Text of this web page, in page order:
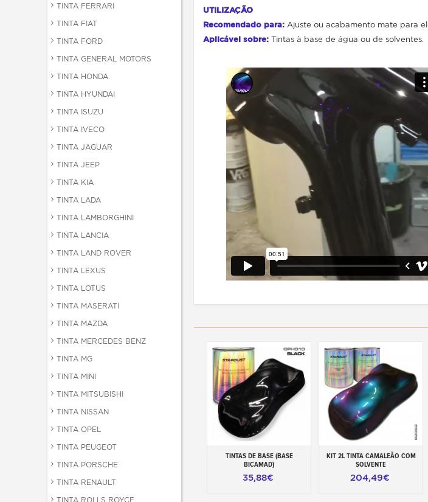
TINTA FERRARI
TINTA FIAT
TINTA FORD
TINTA GENERAL MOTORS
TINTA HONDA
TINTA HYUNDAI
TINTA ISUZU
TINTA IVECO
TINTA JAGUAR
TINTA JEEP
TINTA KIA
TINTA LADA
TINTA LAMBORGHINI
TINTA LANCIA
TINTA LAND ROVER
TINTA LEXUS
TINTA LOTUS
TINTA MASERATI
TINTA MAZDA
TINTA MERCEDES BENZ
TINTA MG
TINTA MINI
TINTA MITSUBISHI
TINTA NISSAN
TINTA OPEL
TINTA PEUGEOT
TINTA PORSCHE
TINTA RENAULT
TINTA ROLLS ROYCE
UTILIZAÇÃO
Recomendado para: Ajuste ou acabamento mate para
Aplicável sobre: Tintas à base de água ou de solventes.
Adicionar ao carrinho
TINTAS DE BASE (BASE
BICAMAD)
35,88€
Adicionar ao carrinho
KIT 2L TINTA CAMALEÃO COM
SOLVENTE
204,49€